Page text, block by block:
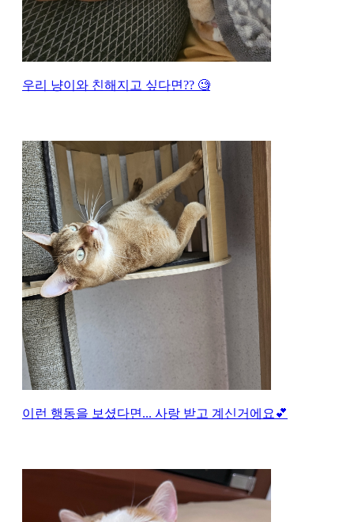
우리 냥이와 친해지고 싶다면?? 🧐
이런 행동을 보셨다면... 사랑 받고 계신거에요💕